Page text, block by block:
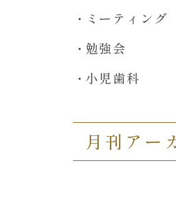
ミーティング
勉強会
小児歯科
月刊アー